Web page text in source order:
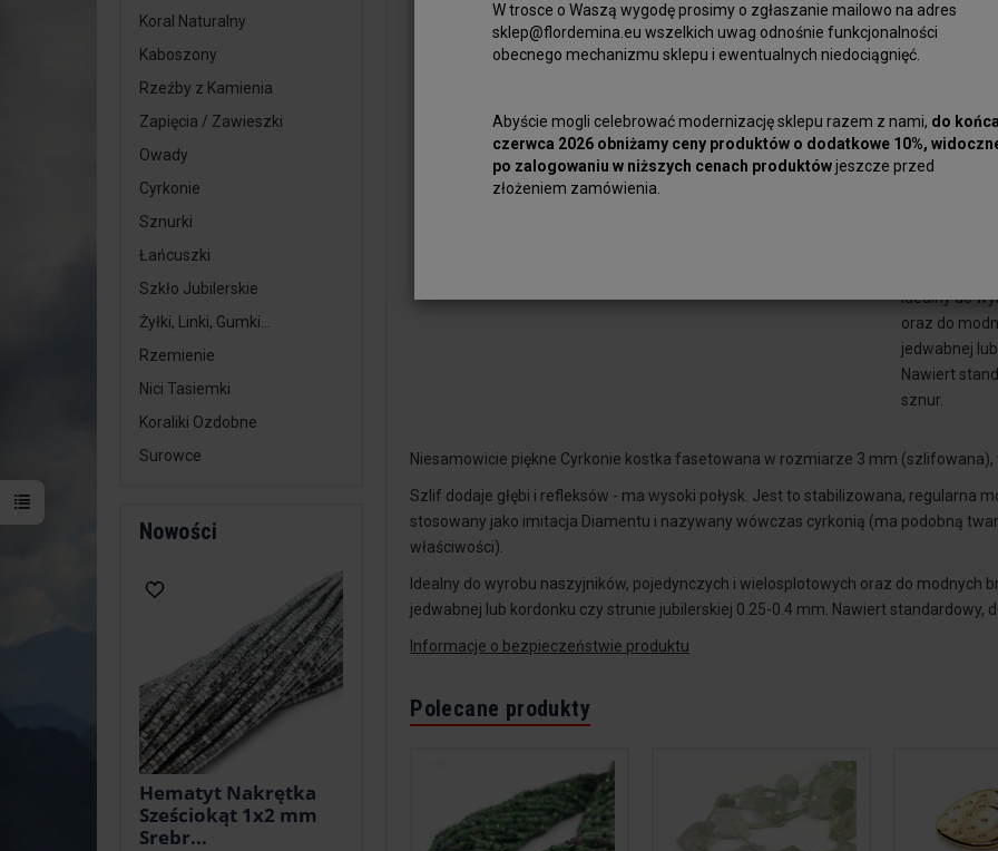
W trosce o Waszą wygodę prosimy o zgłaszanie mailowo na adres
sklep@flordemina.eu wszelkich uwag odnośnie funkcjonalności
obecnego mechanizmu sklepu i ewentualnych niedociągnięć.
Abyście mogli celebrować modernizację sklepu razem z nami, do
czerwca 2026 obniżamy ceny produktów o dodatkowe 10%,
po zalogowaniu w niższych cenach produktówjeszcze przed
złożeniem zamówienia.
3 mm
Szlif dodaje
Idealny do
oraz do
jedwabnej
Nawiert
sznur.
Niesamowicie piękne Cyrkonie kostka fasetowana w rozmiarze 3 mm
Szlif dodaje głębi i refleksów - ma wysoki połysk. Jest to stabilizowana, regularna
stosowany jako imitacja Diamentu i nazywany wówczas cyrkonią (ma podobną
właściwości).
Idealny do wyrobu naszyjników, pojedynczych i wielosplotowych oraz do modnych
jedwabnej lub kordonku czy strunie jubilerskiej 0.25-0.4 mm. Nawiert standardowy,
Informacje o bezpieczeństwie produktu
Polecane produkty
Koral Naturalny
Kaboszony
Rzeźby z Kamienia
Zapięcia / Zawieszki
Owady
Cyrkonie
Sznurki
Łańcuszki
Szkło Jubilerskie
Żyłki, Linki, Gumki...
Rzemienie
Nici Tasiemki
Koraliki Ozdobne
Surowce
Nowości
Hematyt Nakrętka
Sześciokąt 1x2 mm
Srebr...